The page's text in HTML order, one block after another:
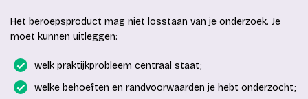
Het beroepsproduct mag niet losstaan van je onderzoek. Je
moet kunnen uitleggen:
welk praktijkprobleem centraal staat;
welke behoeften en randvoorwaarden je hebt onderzocht;